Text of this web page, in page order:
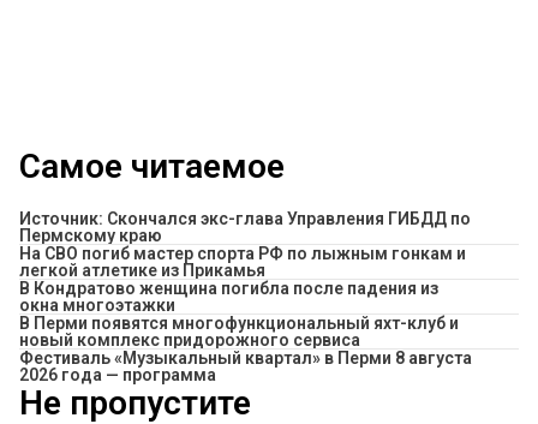
Самое читаемое
Источник: Скончался экс-глава Управления ГИБДД по
Пермскому краю
На СВО погиб мастер спорта РФ по лыжным гонкам и
легкой атлетике из Прикамья
В Кондратово женщина погибла после падения из
окна многоэтажки
В Перми появятся многофункциональный яхт-клуб и
новый комплекс придорожного сервиса
Фестиваль «Музыкальный квартал» в Перми 8 августа
2026 года — программа
Не пропустите